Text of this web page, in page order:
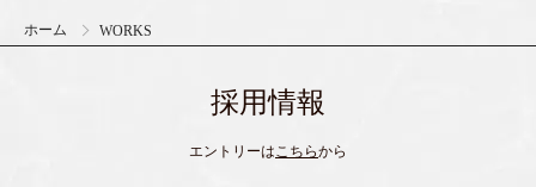
ホーム WORKS
採用情報
エントリーはこちらから